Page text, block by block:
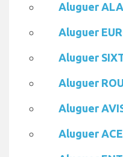
Aluguer
Aluguer
Aluguer
Aluguer
Aluguer
Aluguer